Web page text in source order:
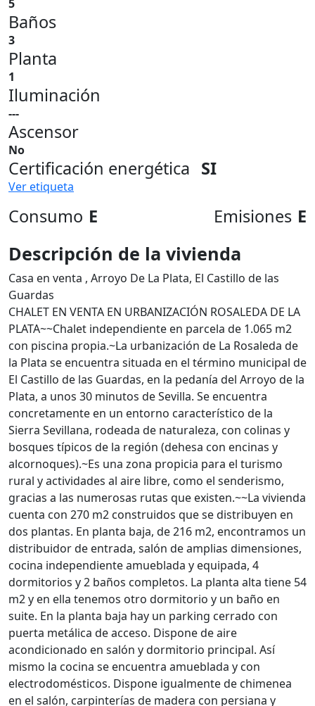
5
Baños
3
Planta
1
Iluminación
---
Ascensor
No
Certificación energética SI
Ver etiqueta
Consumo E Emisiones E
Descripción de la vivienda
Casa en venta , Arroyo De La Plata, El Castillo de las
Guardas
CHALET EN VENTA EN URBANIZACIÓN ROSALEDA DE LA
PLATA~~Chalet independiente en parcela de 1.065 m2
con piscina propia.~La urbanización de La Rosaleda de
la Plata se encuentra situada en el término municipal de
El Castillo de las Guardas, en la pedanía del Arroyo de la
Plata, a unos 30 minutos de Sevilla. Se encuentra
concretamente en un entorno característico de la
Sierra Sevillana, rodeada de naturaleza, con colinas y
bosques típicos de la región (dehesa con encinas y
alcornoques).~Es una zona propicia para el turismo
rural y actividades al aire libre, como el senderismo,
gracias a las numerosas rutas que existen.~~La vivienda
cuenta con 270 m2 construidos que se distribuyen en
dos plantas. En planta baja, de 216 m2, encontramos un
distribuidor de entrada, salón de amplias dimensiones,
cocina independiente amueblada y equipada, 4
dormitorios y 2 baños completos. La planta alta tiene 54
m2 y en ella tenemos otro dormitorio y un baño en
suite. En la planta baja hay un parking cerrado con
puerta metálica de acceso. Dispone de aire
acondicionado en salón y dormitorio principal. Así
mismo la cocina se encuentra amueblada y con
electrodomésticos. Dispone igualmente de chimenea
en el salón, carpinterías de madera con persiana y